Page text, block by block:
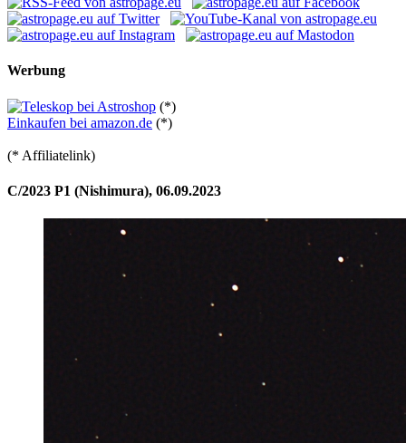
Werbung
(*)
Einkaufen bei amazon.de (*)
(* Affiliatelink)
C/2023 P1 (Nishimura), 06.09.2023